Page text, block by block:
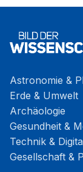
Astronomie &
Erde & Umwelt
Archäologie
Gesundheit &
Technik &
Gesellschaft &